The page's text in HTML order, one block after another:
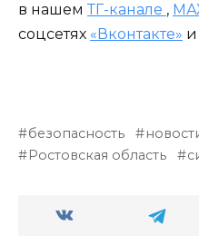
в нашем ТГ-канале ,
соцсетях «Вконтакте» и
безопасность
Ростовская область